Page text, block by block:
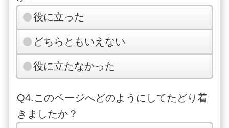
役に立った
どちらともいえない
役に立たなかった
Q4.このページへどのようにしてたどり着
きましたか？